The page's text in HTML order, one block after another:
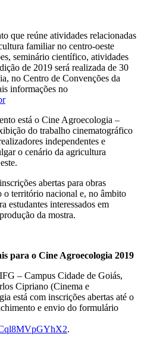
que reúne atividades relacionadas
familiar no centro-oeste
seminário científico, atividades
de 2019 será realizada de 30
no Centro de Convenções da
informações no
está o Cine Agroecologia –
do trabalho cinematográfico
independentes e
o cenário da agricultura
abertas para obras
o território nacional e, no âmbito
estudantes interessados em
da mostra.
para o Cine Agroecologia 2019
– Campus Cidade de Goiás,
Cipriano (Cinema e
está com inscrições abertas até o
e envio do formulário
.